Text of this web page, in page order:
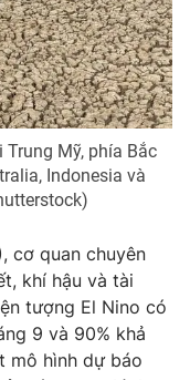
Mỹ, phía Bắc
Indonesia và
cơ quan chuyên
khí hậu và tài
tượng El Nino có
9 và 90% khả
mô hình dự báo